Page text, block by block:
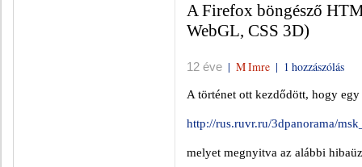
A Firefox böngésző
WebGL, CSS 3D)
12 éve | M Imre | 1 hozzászólás
A történet ott kezdődött, hogy
http://rus.ruvr.ru/3dpanorama/
melyet megnyitva az alábbi